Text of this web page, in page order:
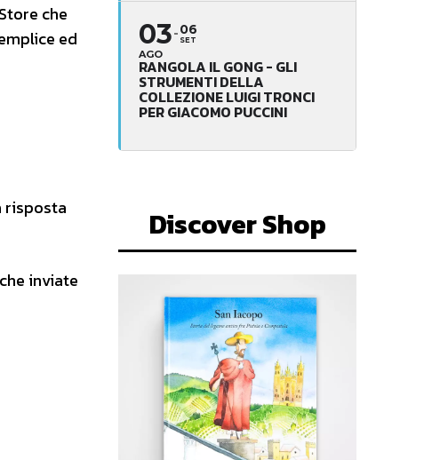
che
ed
risposta
inviate
03
AGO
06
SET
RANGOLA IL GONG - GLI
STRUMENTI DELLA
COLLEZIONE LUIGI TRONCI
PER GIACOMO PUCCINI
Discover Shop